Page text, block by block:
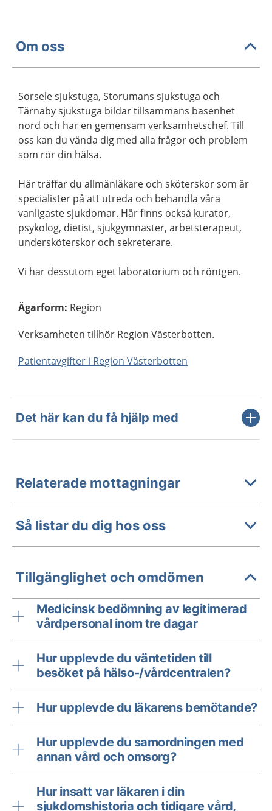
Om oss
Sorsele sjukstuga, Storumans sjukstuga och
Tärnaby sjukstuga bildar tillsammans basenhet
nord och har en gemensam verksamhetschef. Till
oss kan du vända dig med alla frågor och problem
som rör din hälsa.
Här träffar du allmänläkare och sköterskor som är
specialister på att utreda och behandla våra
vanligaste sjukdomar. Här finns också kurator,
psykolog, dietist, sjukgymnaster, arbetsterapeut,
undersköterskor och sekreterare.
Vi har dessutom eget laboratorium och röntgen.
Ägarform: Region
Verksamheten tillhör Region Västerbotten.
Patientavgifter i Region Västerbotten
Det här kan du få hjälp med
Relaterade mottagningar
Så listar du dig hos oss
Tillgänglighet och omdömen
Medicinsk bedömning av legitimerad
vårdpersonal inom tre dagar
Hur upplevde du väntetiden till
besöket på hälso-/vårdcentralen?
Hur upplevde du läkarens bemötande?
Hur upplevde du samordningen med
annan vård och omsorg?
Hur insatt var läkaren i din
sjukdomshistoria och tidigare vård,